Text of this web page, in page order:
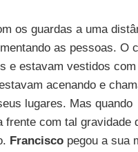
os guardas a uma
as pessoas. O
e estavam vestidos com
acenando e
lugares. Mas quando
com tal gravidade
Franciscopegou a sua